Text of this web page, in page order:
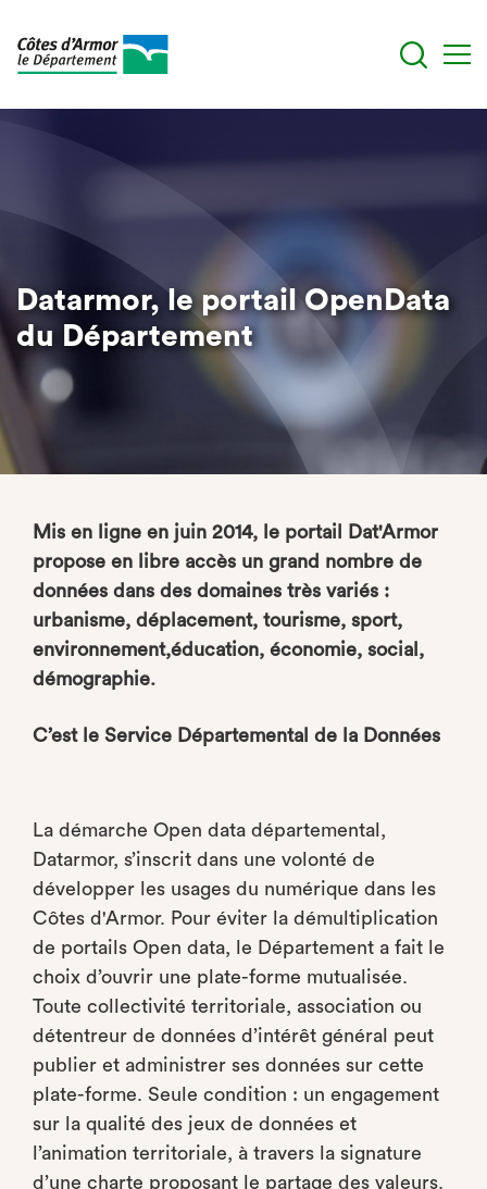
Datarmor, le portail OpenData
du Département
Mis en ligne en juin 2014, le portail Dat'Armor
propose en libre accès un grand nombre de
données dans des domaines très variés :
urbanisme, déplacement, tourisme, sport,
environnement,éducation, économie, social,
démographie.
C’est le Service Départemental de la Données
La démarche Open data départemental,
Datarmor, s’inscrit dans une volonté de
développer les usages du numérique dans les
Côtes d'Armor. Pour éviter la démultiplication
de portails Open data, le Département a fait le
choix d’ouvrir une plate-forme mutualisée.
Toute collectivité territoriale, association ou
détentreur de données d’intérêt général peut
publier et administrer ses données sur cette
plate-forme. Seule condition : un engagement
sur la qualité des jeux de données et
l’animation territoriale, à travers la signature
d’une charte proposant le partage des valeurs.